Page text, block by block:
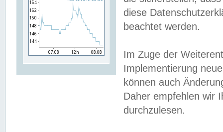
diese
beachtet werden.
Im Zuge der
Implementierung
können auch
Daher empfehlen wir
durchzulesen.